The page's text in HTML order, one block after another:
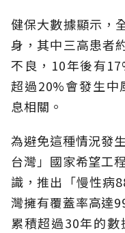
健保大數據顯示，
身，其中三高患者
不良，10年後有
超過20%會發生中
息相關。
為避免這種情況發
台灣」國家希望工
識，推出「慢性病
灣擁有覆蓋率高達
累積超過30年的